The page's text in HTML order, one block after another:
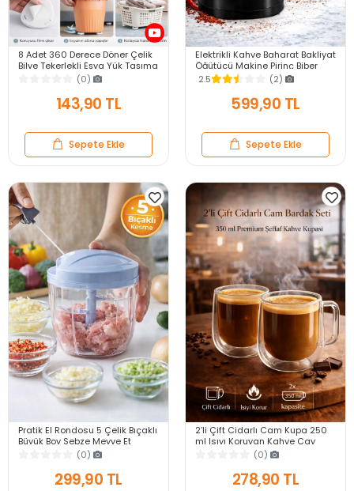
8 Adet 360 Derece Döner Çelik
Bilye Tekerlekli Eşya Yük Taşıma
Yapışkanlı Eşya Kaydırma
(0)
143,90 TL
Sepete Ekle
Elektrikli Kahve Baharat Bakliyat
Öğütücü Makine Pirinç Biber
Tahıl Öğütücü Değirmen Gıda
Öğütücü
2.5 (2)
599,90 TL
Sepete Ekle
Pratik El Rondosu 5 Çelik Bıçaklı
Büyük Boy Sebze Meyve Et
Soğan Doğrayıcı Blender Rende
(0)
299,90 TL
2’li Çift Cidarlı Cam Kupa 250
ml Isıyı Koruyan Kahve Çay
Fincanı Kulplu Espresso Cam
(0)
278,90 TL